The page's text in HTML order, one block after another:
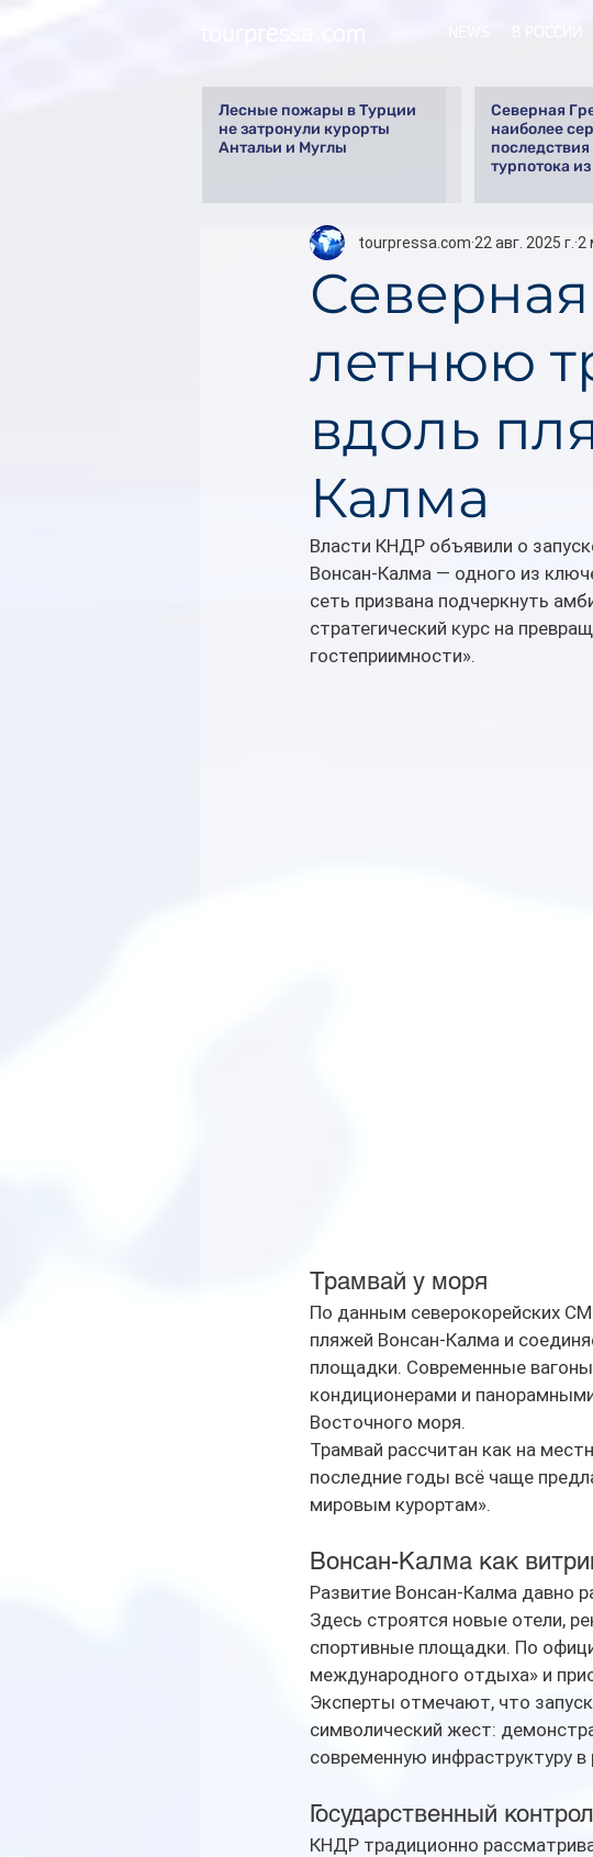
Лесные пожары в Турции
не затронули курорты
Антальи и Муглы
Северная
наиболее
турпотока
летнюю
вдоль
Калма
tourpressa.com 22 авг. 2025 г. 2
Власти КНДР объявили о
Вонсан-Калма — одного из
сеть призвана подчеркнуть
стратегический курс на
гостеприимности».
Трамвай у моря
По данным северокорейских
пляжей Вонсан-Калма и
площадки. Современные
кондиционерами и
Восточного моря.
Трамвай рассчитан как на
последние годы всё чаще
мировым курортам».
Вонсан-Калма как
Развитие Вонсан-Калма давно
Здесь строятся новые отели,
спортивные площадки. По
международного отдыха» и
Эксперты отмечают, что
символический жест:
современную инфраструктуру
Государственный
КНДР традиционно